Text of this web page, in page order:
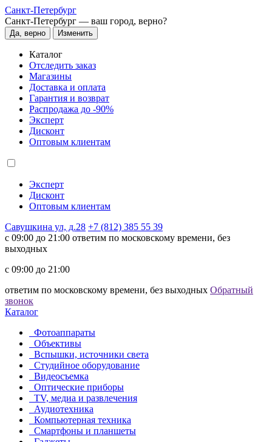
Санкт-Петербург
Санкт-Петербург — ваш город, верно?
Да, верно Изменить
Каталог
Отследить заказ
Магазины
Доставка и оплата
Гарантия и возврат
Распродажа до -90%
Эксперт
Дисконт
Оптовым клиентам
Эксперт
Дисконт
Оптовым клиентам
Савушкина ул, д.28 +7 (812) 385 55 39
c 09:00 до 21:00 ответим по московскому времени, без
выходных
c 09:00 до 21:00
ответим по московскому времени, без выходных Обратный
звонок
Каталог
Фотоаппараты
Объективы
Вспышки, источники света
Студийное оборудование
Видеосъемка
Оптические приборы
TV, медиа и развлечения
Аудиотехника
Компьютерная техника
Смартфоны и планшеты